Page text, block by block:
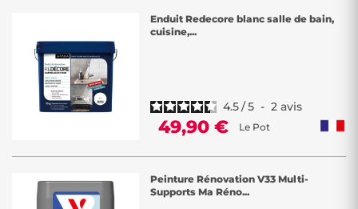
Enduit Redecore blanc salle de bain,
cuisine,...
4.5/5 - 2 avis
49,90 € Le Pot
Peinture Rénovation V33 Multi-
Supports Ma Réno...